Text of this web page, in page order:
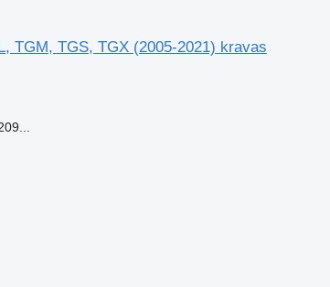
TGM, TGS, TGX (2005-2021) kravas